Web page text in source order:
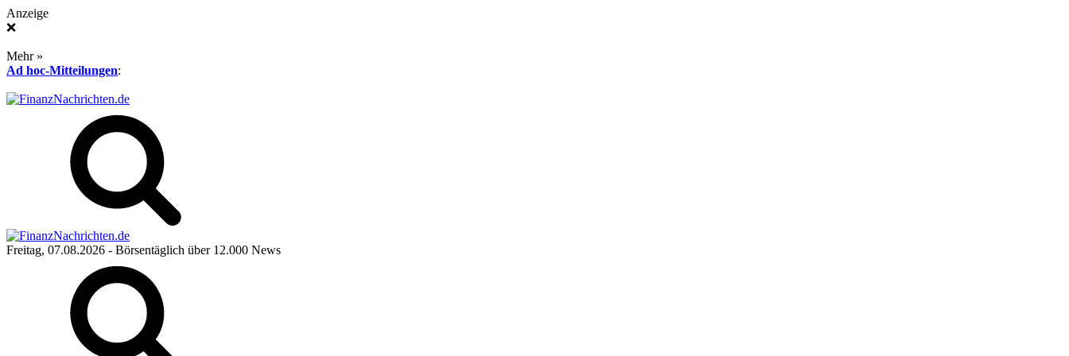
Anzeige
❌
Mehr »
Ad hoc-Mitteilungen:
Freitag, 07.08.2026 - Börsentäglich über 12.000 News